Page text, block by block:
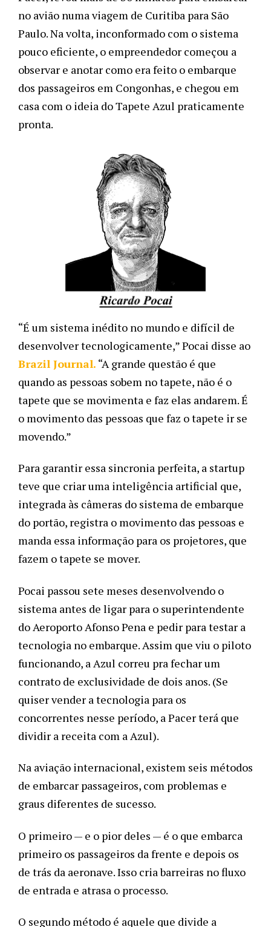
no avião numa viagem de Curitiba para São
Paulo. Na volta, inconformado com o sistema
pouco eficiente, o empreendedor começou a
observar e anotar como era feito o embarque
dos passageiros em Congonhas, e chegou em
casa com o ideia do Tapete Azul praticamente
pronta.
“É um sistema inédito no mundo e difícil de
Brazil Journal. “A grande questão é que
quando as pessoas sobem no tapete, não é o
tapete que se movimenta e faz elas andarem. É
o movimento das pessoas que faz o tapete ir se
movendo.”
Para garantir essa sincronia perfeita, a startup
teve que criar uma inteligência artificial que,
integrada às câmeras do sistema de embarque
do portão, registra o movimento das pessoas e
manda essa informação para os projetores, que
fazem o tapete se mover.
Pocai passou sete meses desenvolvendo o
sistema antes de ligar para o superintendente
do Aeroporto Afonso Pena e pedir para testar a
tecnologia no embarque. Assim que viu o piloto
funcionando, a Azul correu pra fechar um
contrato de exclusividade de dois anos. (Se
quiser vender a tecnologia para os
concorrentes nesse período, a Pacer terá que
dividir a receita com a Azul).
Na aviação internacional, existem seis métodos
de embarcar passageiros, com problemas e
graus diferentes de sucesso.
O primeiro — e o pior deles — é o que embarca
primeiro os passageiros da frente e depois os
de trás da aeronave. Isso cria barreiras no fluxo
de entrada e atrasa o processo.
O segundo método é aquele que divide a